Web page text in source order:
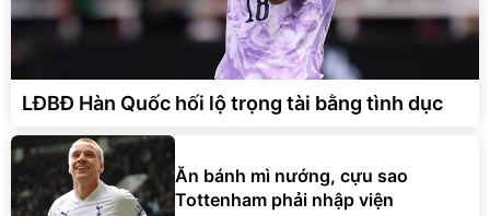
LĐBĐ Hàn Quốc hối lộ trọng tài bằng tình dục
Ăn bánh mì nướng, cựu sao
Tottenham phải nhập viện